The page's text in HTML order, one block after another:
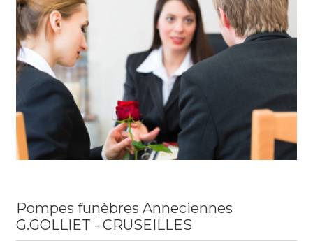
Pompes funèbres Anneciennes
G.GOLLIET - CRUSEILLES